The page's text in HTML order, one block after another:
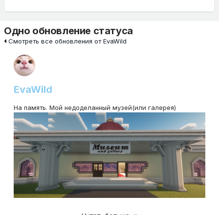
Одно обновление статуса
Смотреть все обновления от EvaWild
EvaWild
На память. Мой недоделанный музей(или галерея)